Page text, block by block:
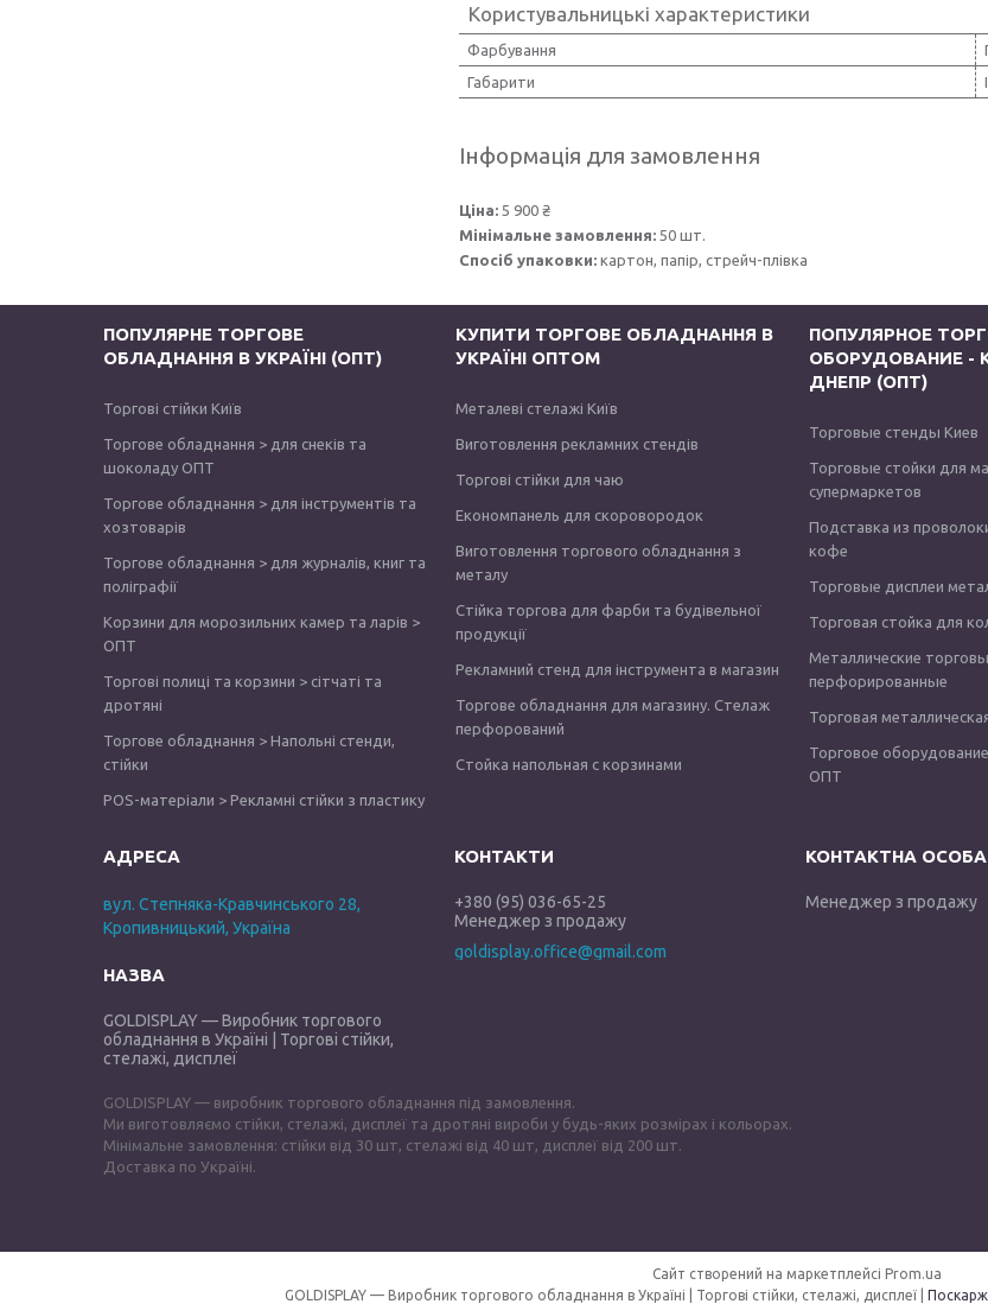
Користувальницькі характеристики
Фарбування
Габарити
Інформація для замовлення
Ціна: 5 900 ₴
Мінімальне замовлення: 50 шт.
Спосіб упаковки: картон, папір, стрейч-плівка
ПОПУЛЯРНЕ ТОРГОВЕ
ОБЛАДНАННЯ В УКРАЇНІ (ОПТ)
Торгові стійки Київ
Торгове обладнання > для снеків та
шоколаду ОПТ
Торгове обладнання > для інструментів та
хозтоварів
Торгове обладнання > для журналів, книг та
поліграфії
Корзини для морозильних камер та ларів >
ОПТ
Торгові полиці та корзини > сітчаті та
дротяні
Торгове обладнання > Напольні стенди,
стійки
POS-матеріали > Рекламні стійки з пластику
КУПИТИ ТОРГОВЕ ОБЛАДНАННЯ В
УКРАЇНІ ОПТОМ
Металеві стелажі Київ
Виготовлення рекламних стендів
Торгові стійки для чаю
Економпанель для скоровородок
Виготовлення торгового обладнання з
металу
Стійка торгова для фарби та будівельної
продукції
Рекламний стенд для інструмента в магазин
Торгове обладнання для магазину. Стелаж
перфорований
Стойка напольная с корзинами
ПОПУЛЯРНОЕ
ОБОРУДОВАНИЕ -
ДНЕПР (ОПТ)
Торговые стенды Киев
Торговые стойки для
супермаркетов
Подставка из
кофе
Торговые дисплеи
Торговая стойка для
Металлические
перфорированные
Торговая
Торговое
ОПТ
вул. Степняка-Кравчинського 28,
Кропивницький, Україна
GOLDISPLAY — Виробник торгового
обладнання в Україні | Торгові стійки,
стелажі, дисплеї
+380 (95) 036-65-25
Менеджер з продажу
goldisplay.office@gmail.com
Менеджер з продажу
GOLDISPLAY — виробник торгового обладнання під замовлення.
Ми виготовляємо стійки, стелажі, дисплеї та дротяні вироби у будь-яких розмірах і кольорах.
Мінімальне замовлення: стійки від 30 шт, стелажі від 40 шт, дисплеї від 200 шт.
Доставка по Україні.
Сайт створений на маркетплейсі Prom.ua